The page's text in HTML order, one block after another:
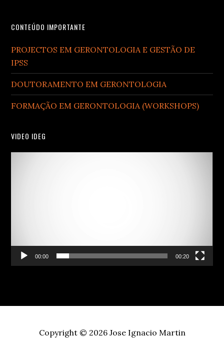
CONTEÚDO IMPORTANTE
PROJECTOS EM GERONTOLOGIA E GESTÃO DE
IPSS
DOUTORAMENTO EM GERONTOLOGIA
FORMAÇÃO EM GERONTOLOGIA (WORKSHOPS)
VIDEO IDEG
00:00 00:20
Copyright © 2026 Jose Ignacio Martin